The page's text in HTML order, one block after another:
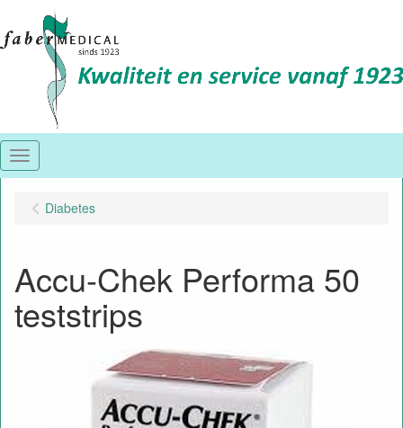
Menu
Diabetes
Accu-Chek Performa 50
teststrips